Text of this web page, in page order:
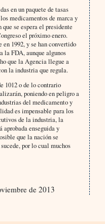
en un paquete de tasas
medicamentos de marca y
se espera el presidente
el próximo enero.
1992, y se han convertido
la FDA, aunque algunos
que la Agencia llegue a
la industria que regula.
1012 o de lo contrario
poniendo en peligro a
del medicamento y
es impensable para los
de la industria, la
enseguida y
que la nación se
por lo cual muchos
de 2013